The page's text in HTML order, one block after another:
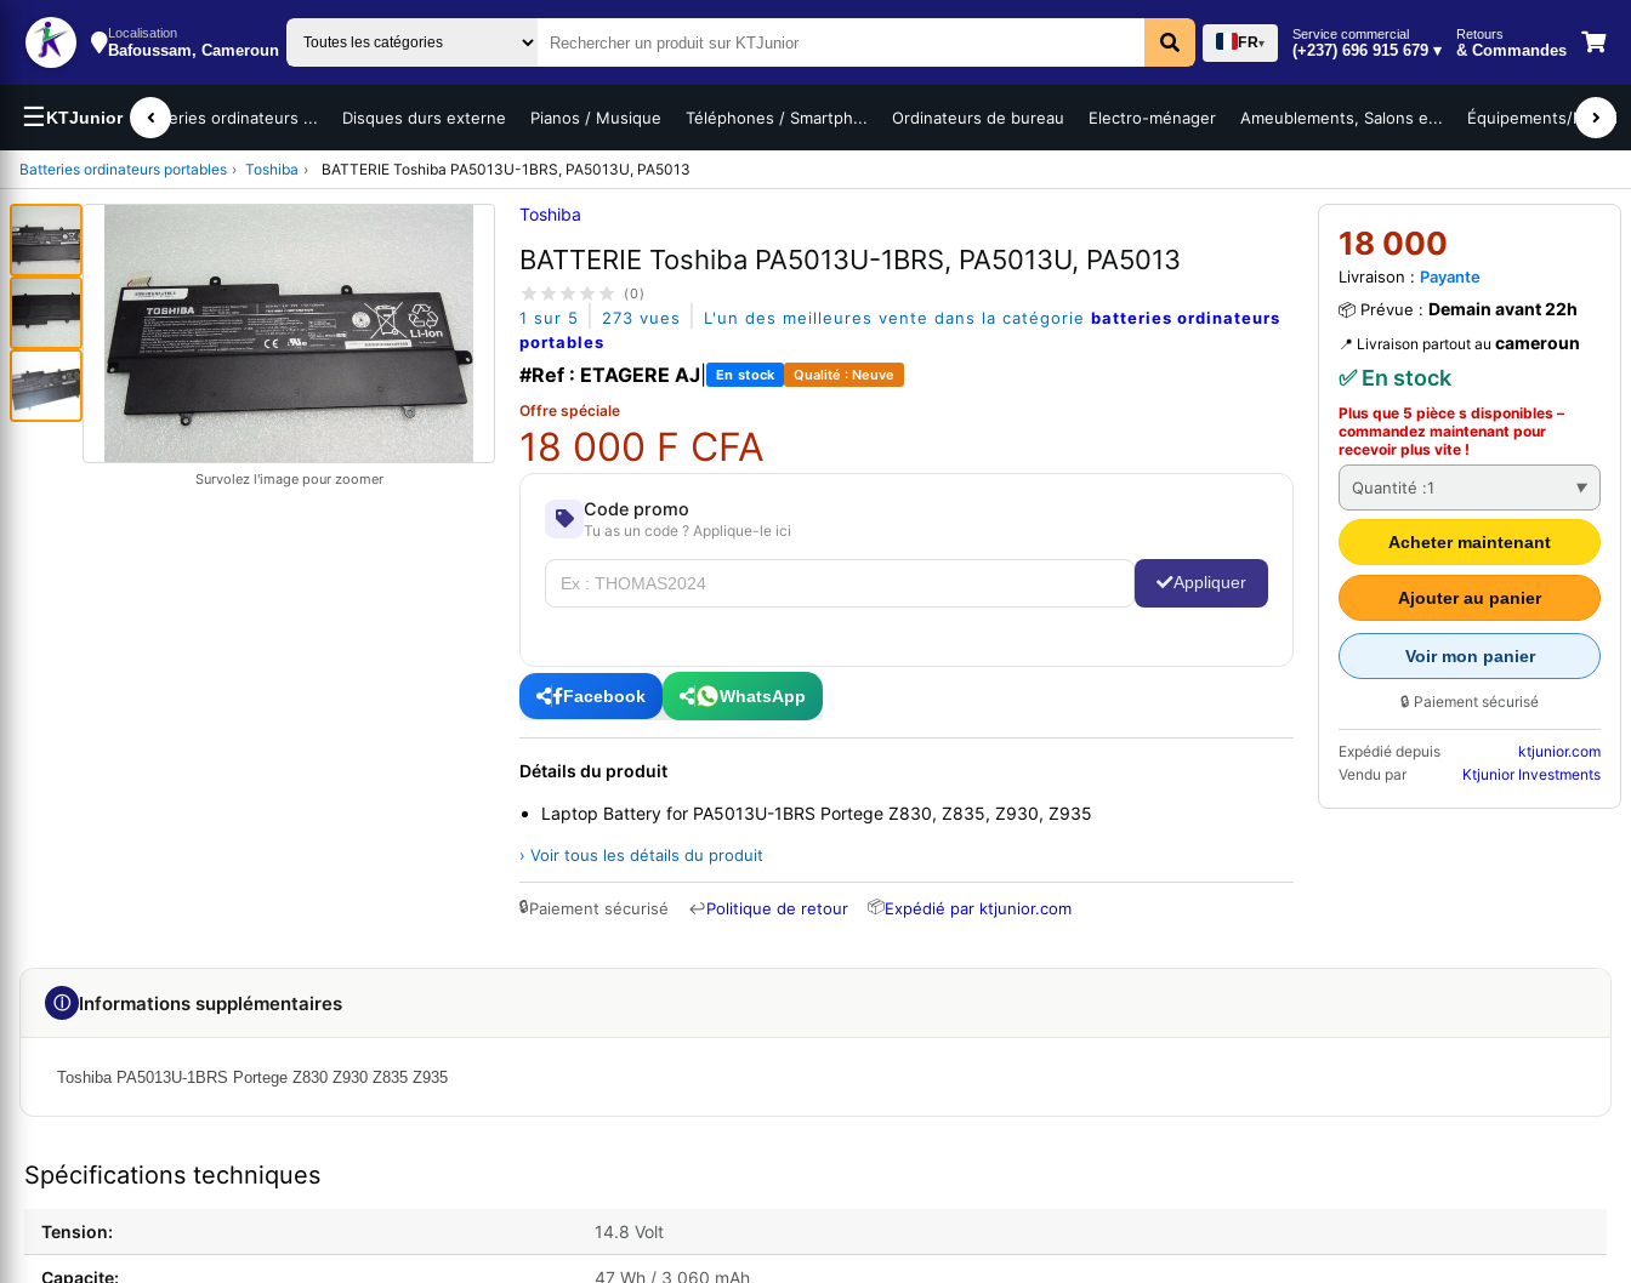
Localisation
Bafoussam, Cameroun FR▾
Service commercial
(+237) 696 915 679 ▾
Retours
& Commandes
☰KTJunior
portables Batteries ordinateurs ... Disques durs externe Pianos / Musique Téléphones / Smartph... Ordinateurs de bureau Electro-ménager Ameublements, Salons e... Équipements/
Batteries ordinateurs portables › Toshiba › BATTERIE Toshiba PA5013U-1BRS, PA5013U, PA5013
Survolez l'image pour zoomer
Toshiba
BATTERIE Toshiba PA5013U-1BRS, PA5013U, PA5013
(0)
1 sur 5 273 vues L'un des meilleures vente dans la catégorie batteries ordinateurs
portables
#Ref : ETAGERE AJ En stock Qualité : Neuve
Offre spéciale
18 000 F CFA
Code promo
Tu as un code ? Applique-le ici
Appliquer
Facebook WhatsApp
Détails du produit
Laptop Battery for PA5013U-1BRS Portege Z830, Z835, Z930, Z935
› Voir tous les détails du produit
🔒Paiement sécurisé ↩Politique de retour 📦Expédié par ktjunior.com
18 000
Livraison : Payante
📦 Prévue : Demain avant 22h
📍 Livraison partout au cameroun
✅ En stock
Plus que 5 pièce s disponibles –
commandez maintenant pour
recevoir plus vite !
Quantité :1
Acheter maintenant
Ajouter au panier
Voir mon panier
🔒 Paiement sécurisé
Expédié depuis
ktjunior.com
Vendu par
Ktjunior Investments
ⓘ Informations supplémentaires
Toshiba PA5013U-1BRS Portege Z830 Z930 Z835 Z935
Spécifications techniques
Tension: 14.8 Volt
Capacite: 47 Wh / 3 060 mAh